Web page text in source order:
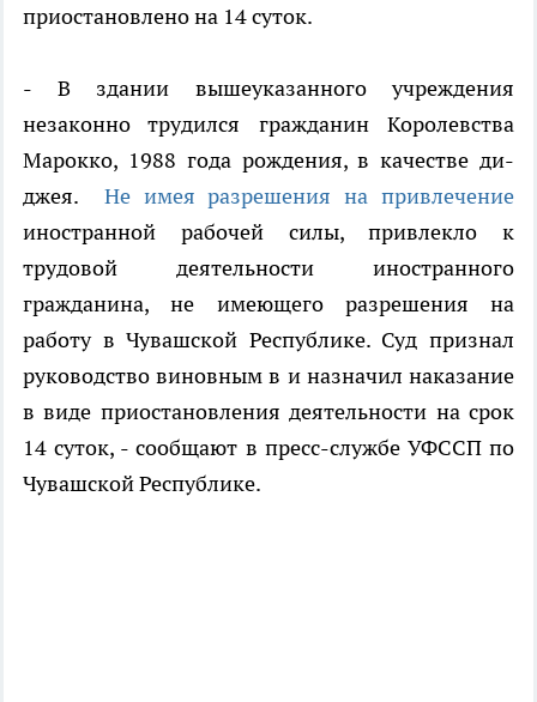
приостановлено на 14 суток.
- В здании вышеуказанного учреждения
незаконно трудился гражданин Королевства
Марокко, 1988 года рождения, в качестве ди-
джея. Не имея разрешения на привлечение
иностранной рабочей силы, привлекло к
трудовой деятельности иностранного
гражданина, не имеющего разрешения на
работу в Чувашской Республике. Суд признал
руководство виновным в и назначил наказание
в виде приостановления деятельности на срок
14 суток, - сообщают в пресс-службе УФССП по
Чувашской Республике.